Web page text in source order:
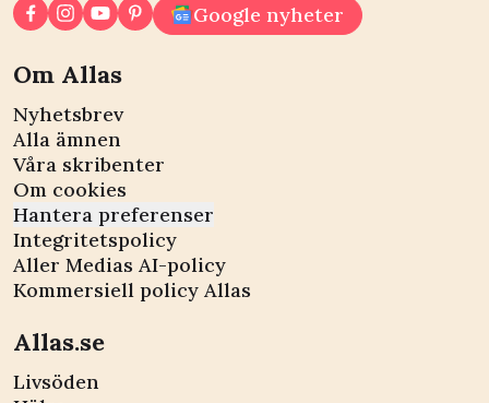
Google nyheter
Om Allas
Nyhetsbrev
Alla ämnen
Våra skribenter
Om cookies
Hantera preferenser
Integritetspolicy
Aller Medias AI-policy
Kommersiell policy Allas
Allas.se
Livsöden